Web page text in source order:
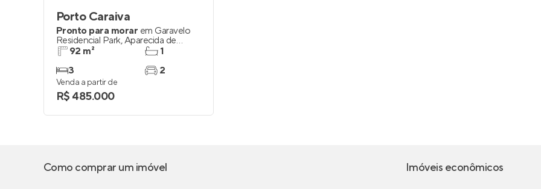
Porto Caraiva
Pronto para morar em Garavelo
Residencial Park,Aparecida de
Goiânia
92 m²
3
1
2
Venda a partir de
R$ 485.000
Como comprar um imóvel Imóveis econômicos